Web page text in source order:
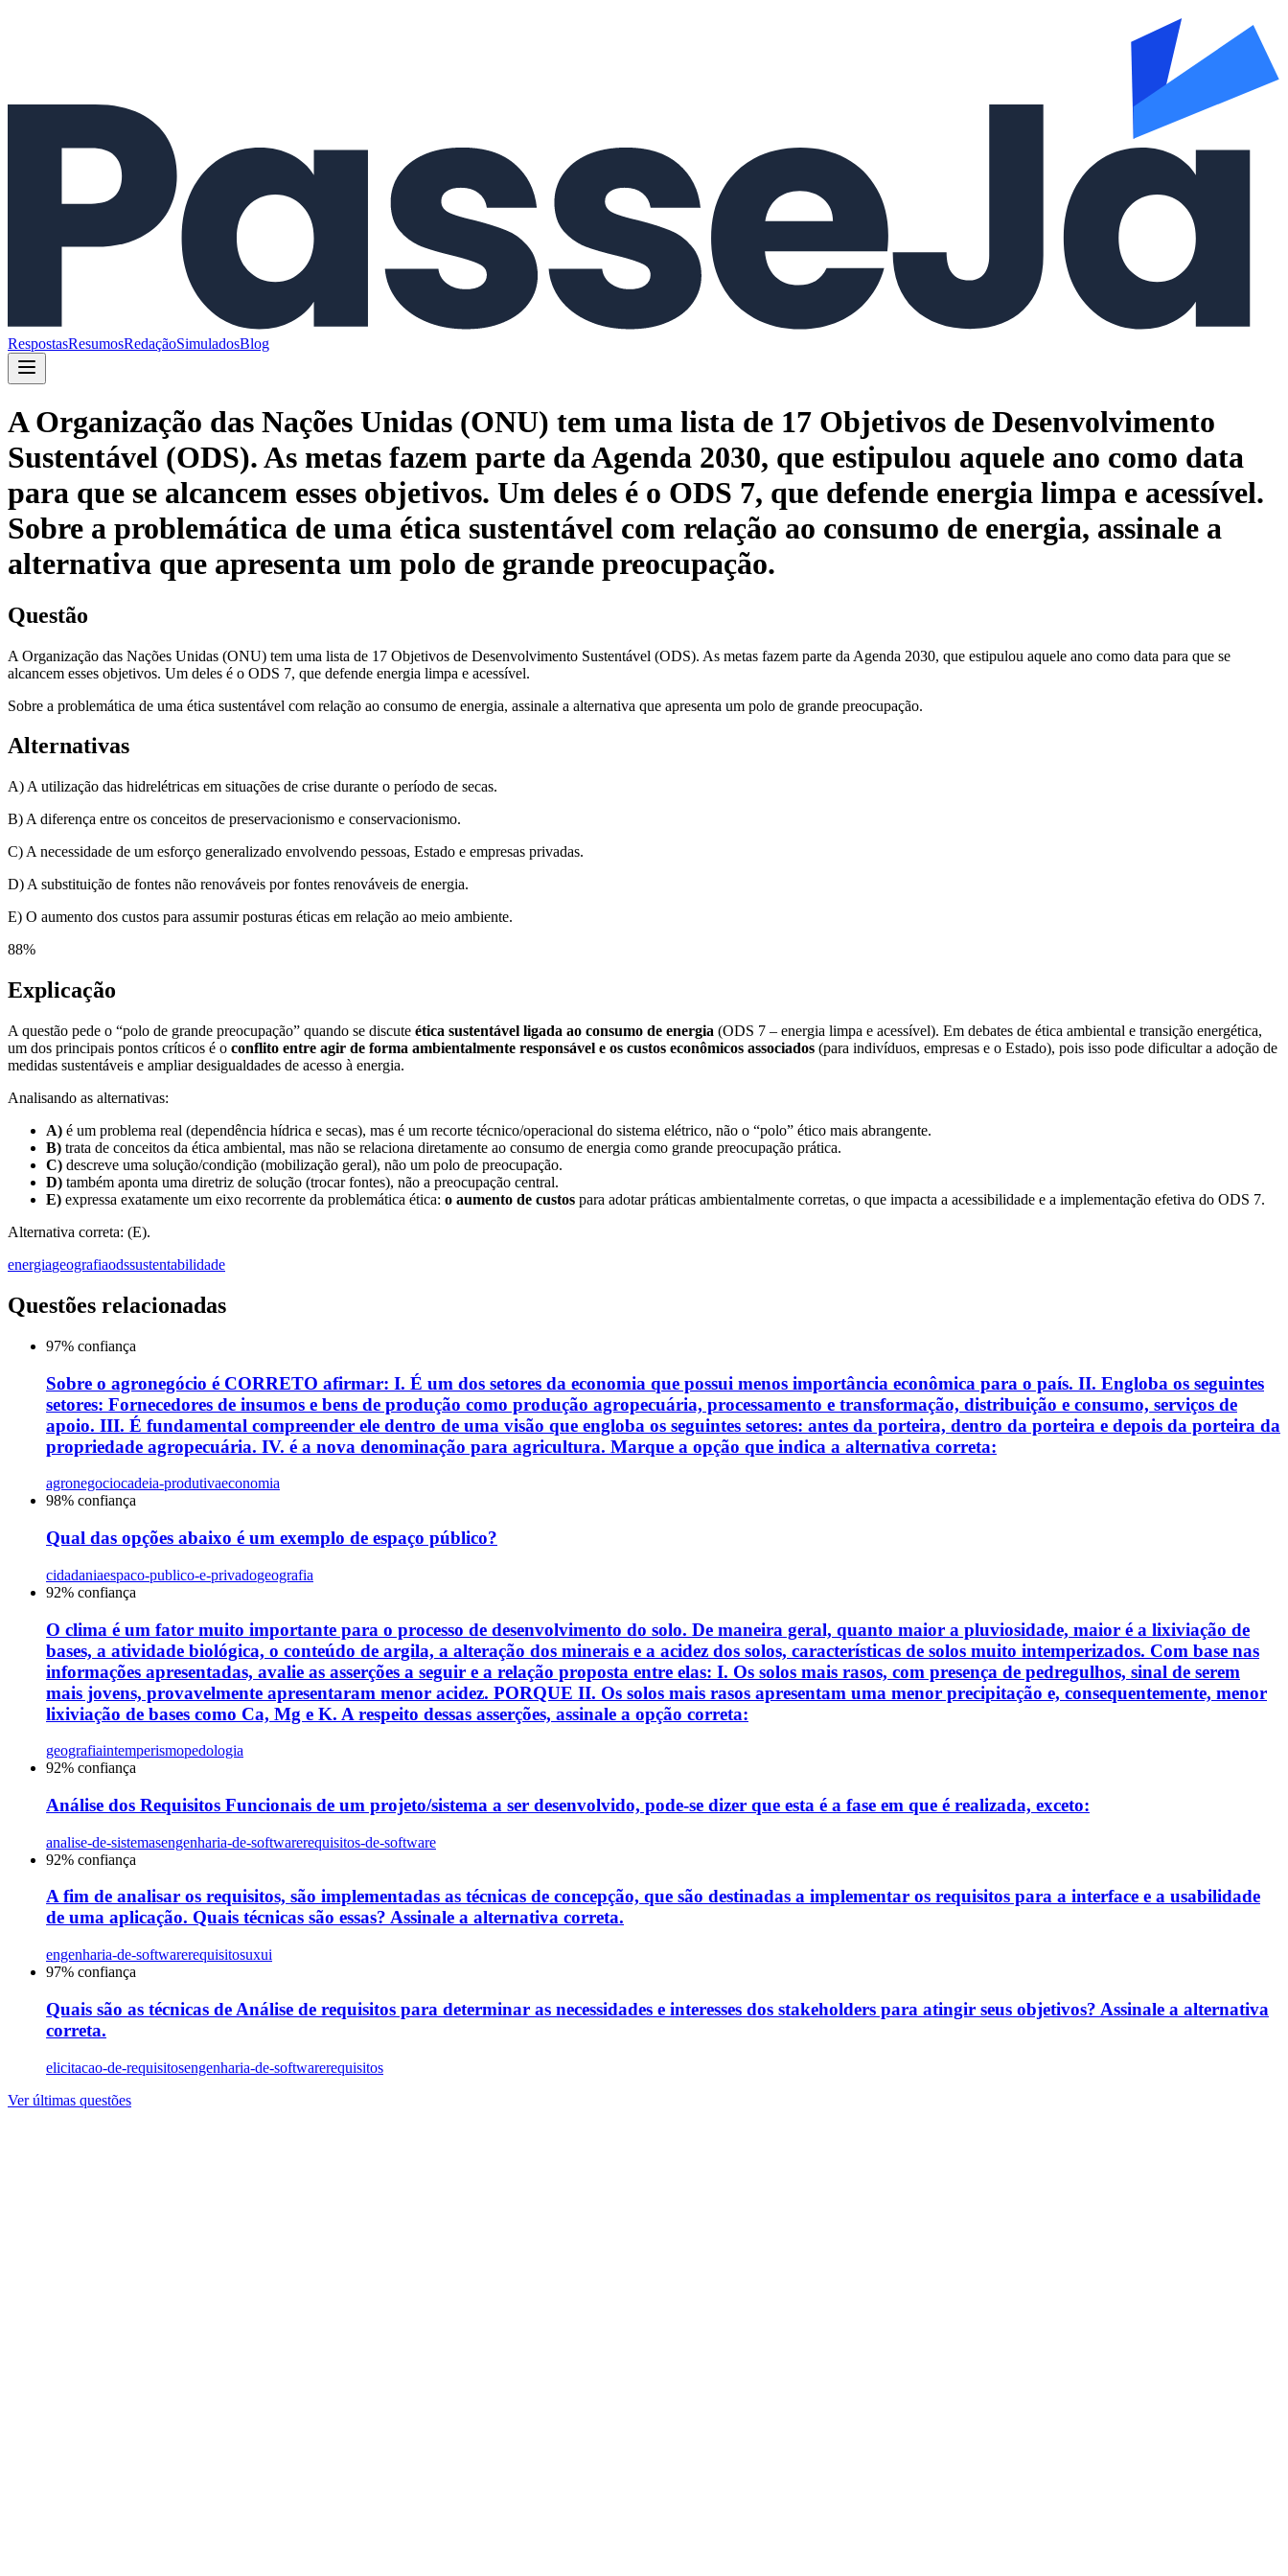
RespostasResumosRedaçãoSimuladosBlog
A Organização das Nações Unidas (ONU) tem uma lista de 17 Objetivos de Desenvolvimento
Sustentável (ODS). As metas fazem parte da Agenda 2030, que estipulou aquele ano como data
para que se alcancem esses objetivos. Um deles é o ODS 7, que defende energia limpa e acessível.
Sobre a problemática de uma ética sustentável com relação ao consumo de energia, assinale a
alternativa que apresenta um polo de grande preocupação.
Questão
A Organização das Nações Unidas (ONU) tem uma lista de 17 Objetivos de Desenvolvimento Sustentável (ODS). As metas fazem parte da Agenda 2030, que estipulou aquele ano como data para que se
alcancem esses objetivos. Um deles é o ODS 7, que defende energia limpa e acessível.
Sobre a problemática de uma ética sustentável com relação ao consumo de energia, assinale a alternativa que apresenta um polo de grande preocupação.
Alternativas
A) A utilização das hidrelétricas em situações de crise durante o período de secas.
B) A diferença entre os conceitos de preservacionismo e conservacionismo.
C) A necessidade de um esforço generalizado envolvendo pessoas, Estado e empresas privadas.
D) A substituição de fontes não renováveis por fontes renováveis de energia.
E) O aumento dos custos para assumir posturas éticas em relação ao meio ambiente.
88%
Explicação
A questão pede o “polo de grande preocupação” quando se discute ética sustentável ligada ao consumo de energia (ODS 7 – energia limpa e acessível). Em debates de ética ambiental e transição energética,
um dos principais pontos críticos é o conflito entre agir de forma ambientalmente responsável e os custos econômicos associados (para indivíduos, empresas e o Estado), pois isso pode dificultar a adoção de
medidas sustentáveis e ampliar desigualdades de acesso à energia.
Analisando as alternativas:
A) é um problema real (dependência hídrica e secas), mas é um recorte técnico/operacional do sistema elétrico, não o “polo” ético mais abrangente.
B) trata de conceitos da ética ambiental, mas não se relaciona diretamente ao consumo de energia como grande preocupação prática.
C) descreve uma solução/condição (mobilização geral), não um polo de preocupação.
D) também aponta uma diretriz de solução (trocar fontes), não a preocupação central.
E) expressa exatamente um eixo recorrente da problemática ética: o aumento de custos para adotar práticas ambientalmente corretas, o que impacta a acessibilidade e a implementação efetiva do ODS 7.
Alternativa correta: (E).
energiageografiaodssustentabilidade
Questões relacionadas
97% confiança
Sobre o agronegócio é CORRETO afirmar: I. É um dos setores da economia que possui menos importância econômica para o país. II. Engloba os seguintes
setores: Fornecedores de insumos e bens de produção como produção agropecuária, processamento e transformação, distribuição e consumo, serviços de
apoio. III. É fundamental compreender ele dentro de uma visão que engloba os seguintes setores: antes da porteira, dentro da porteira e depois da porteira da
propriedade agropecuária. IV. é a nova denominação para agricultura. Marque a opção que indica a alternativa correta:
agronegociocadeia-produtivaeconomia
98% confiança
Qual das opções abaixo é um exemplo de espaço público?
cidadaniaespaco-publico-e-privadogeografia
92% confiança
O clima é um fator muito importante para o processo de desenvolvimento do solo. De maneira geral, quanto maior a pluviosidade, maior é a lixiviação de
bases, a atividade biológica, o conteúdo de argila, a alteração dos minerais e a acidez dos solos, características de solos muito intemperizados. Com base nas
informações apresentadas, avalie as asserções a seguir e a relação proposta entre elas: I. Os solos mais rasos, com presença de pedregulhos, sinal de serem
mais jovens, provavelmente apresentaram menor acidez. PORQUE II. Os solos mais rasos apresentam uma menor precipitação e, consequentemente, menor
lixiviação de bases como Ca, Mg e K. A respeito dessas asserções, assinale a opção correta:
geografiaintemperismopedologia
92% confiança
Análise dos Requisitos Funcionais de um projeto/sistema a ser desenvolvido, pode-se dizer que esta é a fase em que é realizada, exceto:
analise-de-sistemasengenharia-de-softwarerequisitos-de-software
92% confiança
A fim de analisar os requisitos, são implementadas as técnicas de concepção, que são destinadas a implementar os requisitos para a interface e a usabilidade
de uma aplicação. Quais técnicas são essas? Assinale a alternativa correta.
engenharia-de-softwarerequisitosuxui
97% confiança
Quais são as técnicas de Análise de requisitos para determinar as necessidades e interesses dos stakeholders para atingir seus objetivos? Assinale a alternativa
correta.
elicitacao-de-requisitosengenharia-de-softwarerequisitos
Ver últimas questões